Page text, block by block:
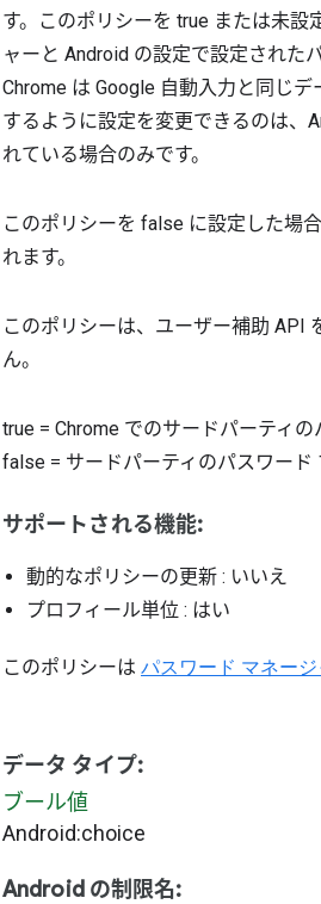
す。このポリシーを true または未設
ャーと Android の設定で設定された
Chrome は Google 自動入力と同じ
するように設定を変更できるのは、
れている場合のみです。
このポリシーを false に設定した場
れます。
このポリシーは、ユーザー補助 API
ん。
true = Chrome でのサードパーティ
false = サードパーティのパスワー
サポートされる機能:
動的なポリシーの更新 : いいえ
プロフィール単位 : はい
このポリシーは パスワード マネー
データ タイプ:
ブール値
Android:choice
Android の制限名: